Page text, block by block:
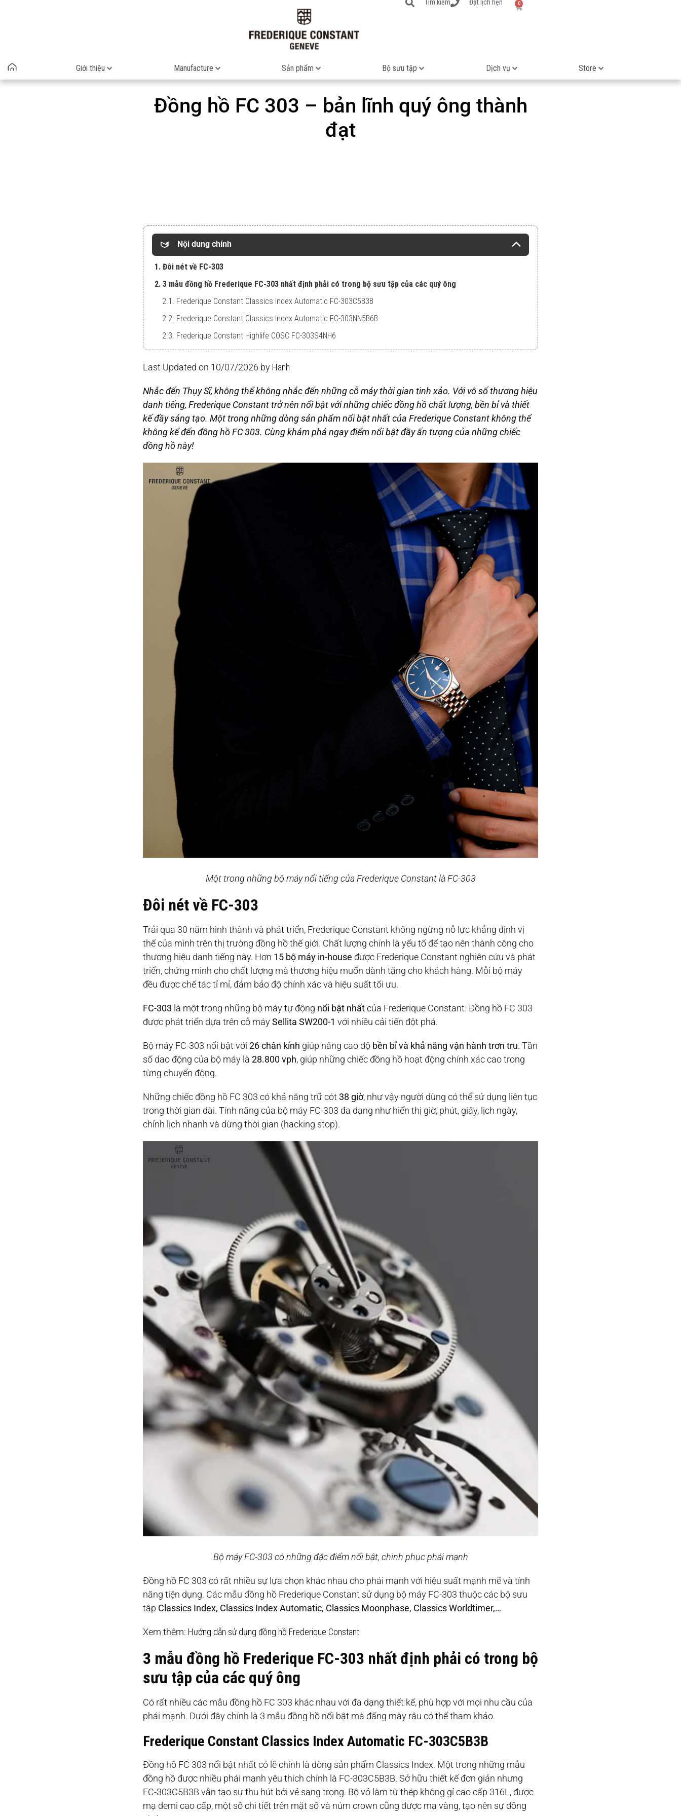
Tìm kiếm Đặt lịch hẹn 0
Giới thiệu Manufacture Sản phẩm Bộ sưu tập Dịch vụ Store
Đồng hồ FC 303 – bản lĩnh quý ông thành
đạt
Nội dung chính
1. Đôi nét về FC-303
2. 3 mẫu đồng hồ Frederique FC-303 nhất định phải có trong bộ sưu tập của các quý ông
2.1. Frederique Constant Classics Index Automatic FC-303C5B3B
2.2. Frederique Constant Classics Index Automatic FC-303NN5B6B
2.3. Frederique Constant Highlife COSC FC-303S4NH6
Last Updated on 10/07/2026 by Hanh
Nhắc đến Thụy Sĩ, không thể không nhắc đến những cỗ máy thời gian tinh xảo. Với vô số thương hiệu
danh tiếng, Frederique Constant trở nên nổi bật với những chiếc đồng hồ chất lượng, bền bỉ và thiết
kế đầy sáng tạo. Một trong những dòng sản phẩm nổi bật nhất của Frederique Constant không thể
không kể đến đồng hồ FC 303. Cùng khám phá ngay điểm nổi bật đầy ấn tượng của những chiếc
đồng hồ này!
Một trong những bộ máy nổi tiếng của Frederique Constant là FC-303
Đôi nét về FC-303
Trải qua 30 năm hình thành và phát triển, Frederique Constant không ngừng nỗ lực khẳng định vị
thế của mình trên thị trường đồng hồ thế giới. Chất lượng chính là yếu tố để tạo nên thành công cho
thương hiệu danh tiếng này. Hơn 1 5 bộ máy in-house được Frederique Constant nghiên cứu và phát
triển, chứng minh cho chất lượng mà thương hiệu muốn dành tặng cho khách hàng. Mỗi bộ máy
đều được chế tác tỉ mỉ, đảm bảo độ chính xác và hiệu suất tối ưu.
FC-303 là một trong những bộ máy tự động nổi bật nhấtcủa Frederique Constant. Đồng hồ FC 303
được phát triển dựa trên cỗ máySellita SW200-1 với nhiều cải tiến đột phá.
Bộ máy FC-303 nổi bật với 26 chân kính giúp nâng cao độ bền bỉ và khả năng vận hành trơn tru. Tần
số dao động của bộ máy là 28.800 vph, giúp những chiếc đồng hồ hoạt động chính xác cao trong
từng chuyển động.
Những chiếc đồng hồ FC 303 có khả năng trữ cót 38 giờ, như vậy người dùng có thể sử dụng liên tục
trong thời gian dài. Tính năng của bộ máy FC-303 đa dạng như hiển thị giờ, phút, giây, lịch ngày,
chỉnh lịch nhanh và dừng thời gian (hacking stop).
Bộ máy FC-303 có những đặc điểm nổi bật, chinh phục phái mạnh
Đồng hồ FC 303 có rất nhiều sự lựa chọn khác nhau cho phái mạnh với hiệu suất mạnh mẽ và tính
năng tiện dụng. Các mẫu đồng hồ Frederique Constant sử dụng bộ máy FC-303 thuộc các bộ sưu
tập Classics Index, Classics Index Automatic, Classics Moonphase, Classics Worldtimer,…
Xem thêm: Hướng dẫn sử dụng đồng hồ Frederique Constant
3 mẫu đồng hồ Frederique FC-303 nhất định phải có trong bộ
sưu tập của các quý ông
Có rất nhiều các mẫu đồng hồ FC 303 khác nhau với đa dạng thiết kế, phù hợp với mọi nhu cầu của
phái mạnh. Dưới đây chính là 3 mẫu đồng hồ nổi bật mà đấng mày râu có thể tham khảo.
Frederique Constant Classics Index Automatic FC-303C5B3B
Đồng hồ FC 303 nổi bật nhất có lẽ chính là dòng sản phẩm Classics Index. Một trong những mẫu
đồng hồ được nhiều phái mạnh yêu thích chính là FC-303C5B3B. Sở hữu thiết kế đơn giản nhưng
FC-303C5B3B vẫn tạo sự thu hút bởi vẻ sang trọng. Bộ vỏ làm từ thép không gỉ cao cấp 316L, được
mạ demi cao cấp, một số chi tiết trên mặt số và núm crown cũng được mạ vàng, tạo nên sự đồng